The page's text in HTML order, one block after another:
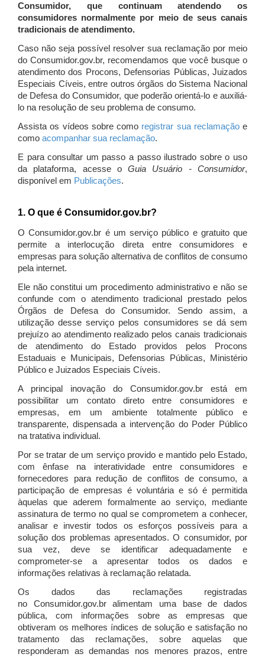
Consumidor, que continuam atendendo os
consumidores normalmente por meio de seus canais
tradicionais de atendimento.
Caso não seja possível resolver sua reclamação por meio
do Consumidor.gov.br, recomendamos que você busque o
atendimento dos Procons, Defensorias Públicas, Juizados
Especiais Cíveis, entre outros órgãos do Sistema Nacional
de Defesa do Consumidor, que poderão orientá-lo e auxiliá-
lo na resolução de seu problema de consumo.
Assista os vídeos sobre como registrar sua reclamaçãoe
como acompanhar sua reclamação.
E para consultar um passo a passo ilustrado sobre o uso
da plataforma, acesse oGuia Usuário - Consumidor,
disponível em Publicações.
1. O que é Consumidor.gov.br?
O Consumidor.gov.br é um serviço público e gratuito que
permite a interlocução direta entre consumidores e
empresas para solução alternativa de conflitos de consumo
pela internet.
Ele não constitui um procedimento administrativo e não se
confunde com o atendimento tradicional prestado pelos
Órgãos de Defesa do Consumidor. Sendo assim, a
utilização desse serviço pelos consumidores se dá sem
prejuízo ao atendimento realizado pelos canais tradicionais
de atendimento do Estado providos pelos Procons
Estaduais e Municipais, Defensorias Públicas, Ministério
Público e Juizados Especiais Cíveis.
A principal inovação do Consumidor.gov.br está em
possibilitar um contato direto entre consumidores e
empresas, em um ambiente totalmente público e
transparente, dispensada a intervenção do Poder Público
na tratativa individual.
Por se tratar de um serviço provido e mantido pelo Estado,
com ênfase na interatividade entre consumidores e
fornecedores para redução de conflitos de consumo, a
participação de empresas é voluntária e só é permitida
àquelas que aderem formalmente ao serviço, mediante
assinatura de termo no qual se comprometem a conhecer,
analisar e investir todos os esforços possíveis para a
solução dos problemas apresentados. O consumidor, por
sua vez, deve se identificar adequadamente e
comprometer-se a apresentar todos os dados e
informações relativas à reclamação relatada.
Os dados das reclamações registradas
no Consumidor.gov.br alimentam uma base de dados
pública, com informações sobre as empresas que
obtiveram os melhores índices de solução e satisfação no
tratamento das reclamações, sobre aquelas que
responderam as demandas nos menores prazos, entre